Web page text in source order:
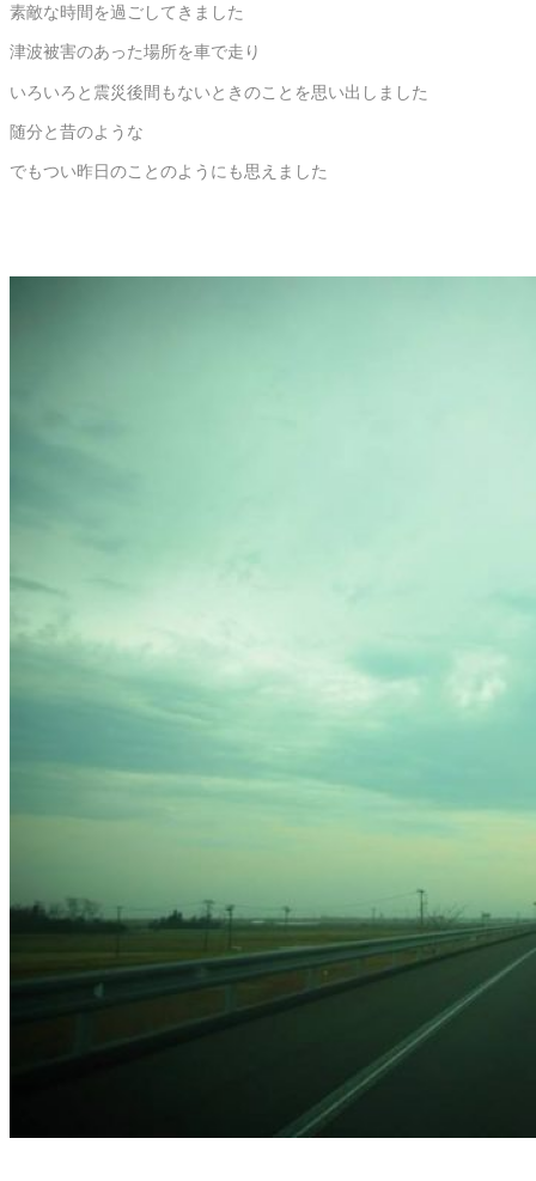
素敵な時間を過ごしてきました
津波被害のあった場所を車で走り
いろいろと震災後間もないときのことを思い出しました
随分と昔のような
でもつい昨日のことのようにも思えました